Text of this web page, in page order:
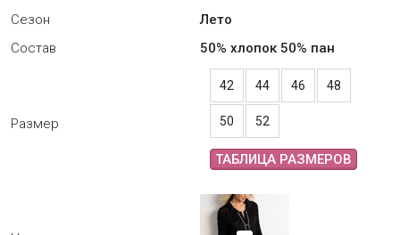
Сезон
Лето
Состав
50% хлопок 50% пан
Размер
42 44 46 48
50 52
ТАБЛИЦА РАЗМЕРОВ